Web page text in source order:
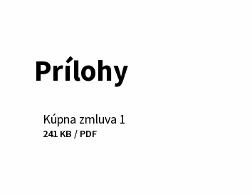
Prílohy
Stiahnuť
Kúpna zmluva 1
241 KB / PDF